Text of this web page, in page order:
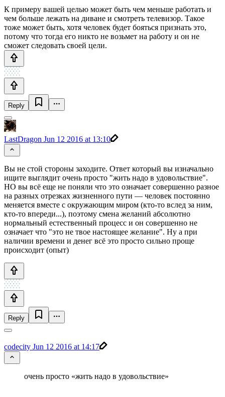
К примеру вашей целью может быть чем меньше работать и
чем больше лежать на диване и смотреть телевизор. Такое
тоже может быть, хотя человек будет бояться признать это,
потому что тогда его никто не возьмет на работу и он не
сможет следовать своей цели.
Reply
LastDragon Jun 12 2016 at 13:10
Вы не стой стороны заходите. Ответ который вы изначально
ищите выглядит очень просто "жить надо в удовольствие".
НО вы всё еще не поняли что это означает совершенно разное
на разных отрезках жизненного пути — человек постоянно
меняется вместе с окружающим миром (кто-то вслед за ним,
кто-то впереди...), поэтому смена желаний абсолютно
нормальный естественный процесс и он совершенно не
означает что "это не твое настоящее желание". Ну а при
наличии времени и денег всё это просто сильно проще
происходит (опыт)
Reply
codecity Jun 12 2016 at 14:17
очень просто «жить надо в удовольствие»